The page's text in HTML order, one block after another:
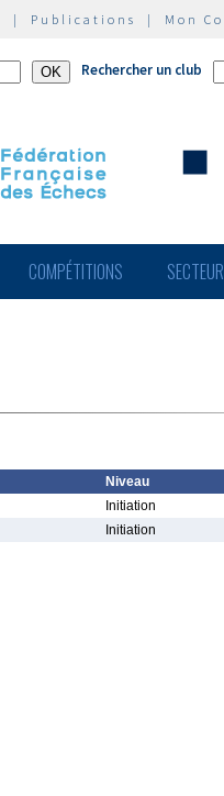
| Publications | Mon
Rechercher un club
COMPÉTITIONS
Niveau
Initiation
Initiation